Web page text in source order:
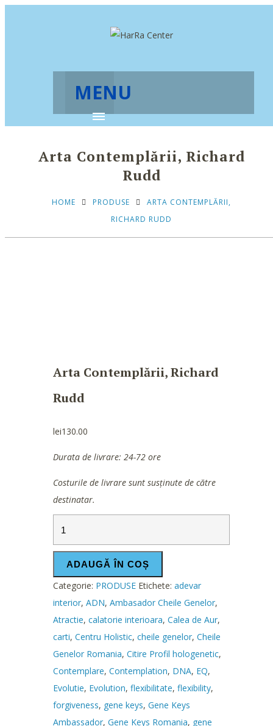
MENU
Arta Contemplării, Richard
Rudd
HOME PRODUSE
ARTA CONTEMPLĂRII,
RICHARD RUDD
Arta Contemplării, Richard
Rudd
lei130.00
Durata de livrare: 24-72 ore
Costurile de livrare sunt susținute de către
destinatar.
ADAUGĂ ÎN COȘ
Categorie: PRODUSE Etichete: adevar
interior, ADN, Ambasador Cheile Genelor,
Atractie, calatorie interioara, Calea de Aur,
carti, Centru Holistic, cheile genelor, Cheile
Genelor Romania, Citire Profil hologenetic,
Contemplare, Contemplation, DNA, EQ,
Evolutie, Evolution, flexibilitate, flexibility,
forgiveness, gene keys, Gene Keys
Ambassador, Gene Keys Romania, gene